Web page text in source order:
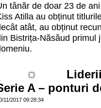
tânăr de doar 23 de
Atilla au obținut
atât, au obținut
Bistrița-Năsăud primul
A – ponturi
11/2017 09:28:34